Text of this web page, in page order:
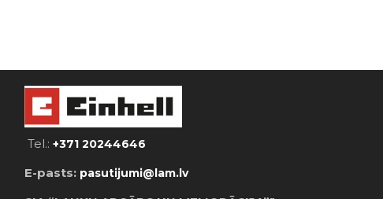
Tel.:+371 20244646
E-pasts: pasutijumi@lam.lv